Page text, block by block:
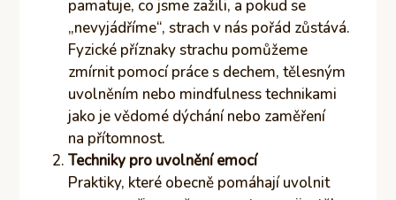
pamatuje, co jsme zažili, a pokud se
„nevyjádříme“, strach v nás pořád zůstává.
Fyzické příznaky strachu pomůžeme
zmírnit pomocí práce s dechem, tělesným
uvolněním nebo mindfulness technikami
jako je vědomé dýchání nebo zaměření
na přítomnost.
Techniky pro uvolnění emocí
Praktiky, které obecně pomáhají uvolnit